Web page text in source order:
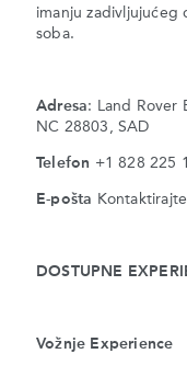
imanju zadivljujućeg
soba.
Adresa: Land Rover
NC 28803, SAD
Telefon +1 828 225
E-pošta
DOSTUPNE
Vožnje Experience